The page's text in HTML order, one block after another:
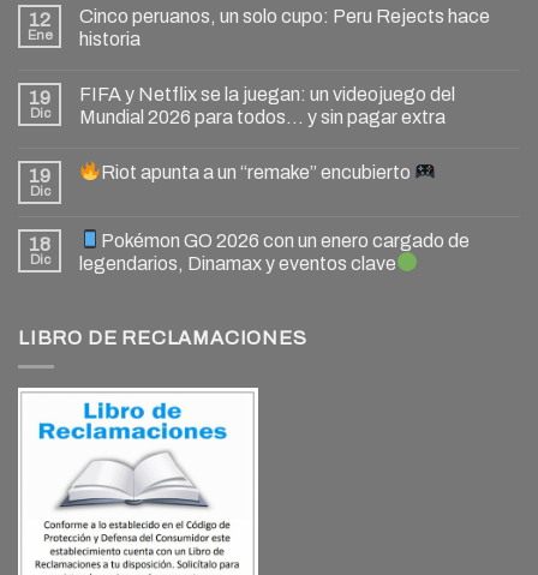
12
Ene
Cinco peruanos, un solo cupo: Peru Rejects hace
historia
19
Dic
FIFA y Netflix se la juegan: un videojuego del
Mundial 2026 para todos… y sin pagar extra
19
Dic
Riot apunta a un “remake” encubierto
18
Dic
Pokémon GO 2026 con un enero cargado de
legendarios, Dinamax y eventos clave
LIBRO DE RECLAMACIONES